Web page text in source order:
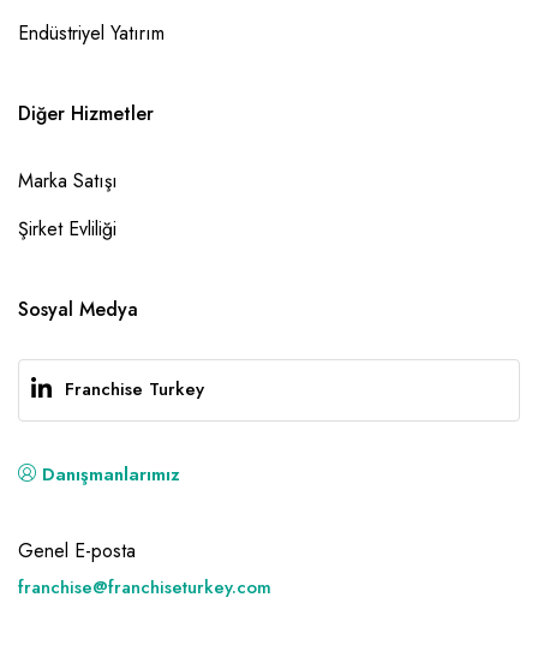
Endüstriyel Yatırım
Diğer Hizmetler
Marka Satışı
Şirket Evliliği
Sosyal Medya
Franchise Turkey
Danışmanlarımız
Genel E-posta
franchise@franchiseturkey.com